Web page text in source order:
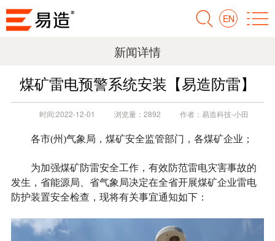
EN
新闻详情
煤矿雷电预警系统安装【易造防雷】
时间:2022-12-01 浏览量： 2892 作者： 易造科技-小田
各市(州)气象局，煤矿安全监管部门，各煤矿企业；
为加强煤矿防雷安全工作，有效防范雷电灾害事故的
发生，省能源局、省气象局决定在全省开展煤矿企业雷电
防护装置安全检查，现将有关事宜通知如下：